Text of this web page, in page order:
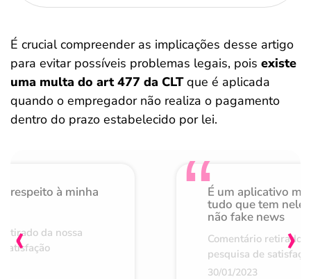
É crucial compreender as implicações desse artigo
para evitar possíveis problemas legais, pois existe
uma multa do art 477 da CLTque é aplicada
quando o empregador não realiza o pagamento
dentro do prazo estabelecido por lei.
respeito à minha
da nossa
É um aplicativo
tudo que tem nele
não fake news
Comentário retirado
pesquisa de
30/01/2023
‹ ›